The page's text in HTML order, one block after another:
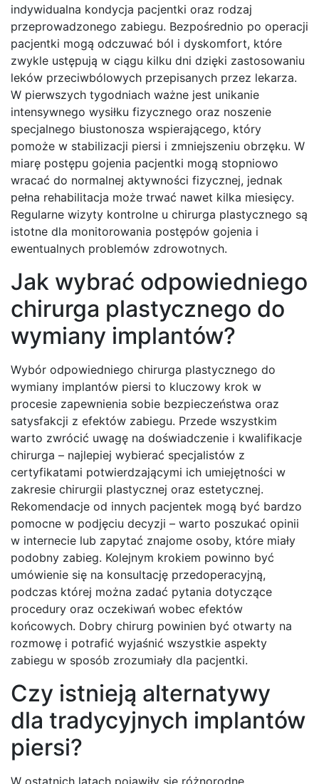
indywidualna kondycja pacjentki oraz rodzaj
przeprowadzonego zabiegu. Bezpośrednio po operacji
pacjentki mogą odczuwać ból i dyskomfort, które
zwykle ustępują w ciągu kilku dni dzięki zastosowaniu
leków przeciwbólowych przepisanych przez lekarza.
W pierwszych tygodniach ważne jest unikanie
intensywnego wysiłku fizycznego oraz noszenie
specjalnego biustonosza wspierającego, który
pomoże w stabilizacji piersi i zmniejszeniu obrzęku. W
miarę postępu gojenia pacjentki mogą stopniowo
wracać do normalnej aktywności fizycznej, jednak
pełna rehabilitacja może trwać nawet kilka miesięcy.
Regularne wizyty kontrolne u chirurga plastycznego są
istotne dla monitorowania postępów gojenia i
ewentualnych problemów zdrowotnych.
Jak wybrać odpowiedniego
chirurga plastycznego do
wymiany implantów?
Wybór odpowiedniego chirurga plastycznego do
wymiany implantów piersi to kluczowy krok w
procesie zapewnienia sobie bezpieczeństwa oraz
satysfakcji z efektów zabiegu. Przede wszystkim
warto zwrócić uwagę na doświadczenie i kwalifikacje
chirurga – najlepiej wybierać specjalistów z
certyfikatami potwierdzającymi ich umiejętności w
zakresie chirurgii plastycznej oraz estetycznej.
Rekomendacje od innych pacjentek mogą być bardzo
pomocne w podjęciu decyzji – warto poszukać opinii
w internecie lub zapytać znajome osoby, które miały
podobny zabieg. Kolejnym krokiem powinno być
umówienie się na konsultację przedoperacyjną,
podczas której można zadać pytania dotyczące
procedury oraz oczekiwań wobec efektów
końcowych. Dobry chirurg powinien być otwarty na
rozmowę i potrafić wyjaśnić wszystkie aspekty
zabiegu w sposób zrozumiały dla pacjentki.
Czy istnieją alternatywy
dla tradycyjnych implantów
piersi?
W ostatnich latach pojawiły się różnorodne